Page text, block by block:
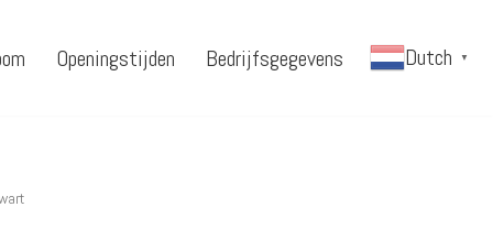
Openingstijden Bedrijfsgegevens Dutch ▼